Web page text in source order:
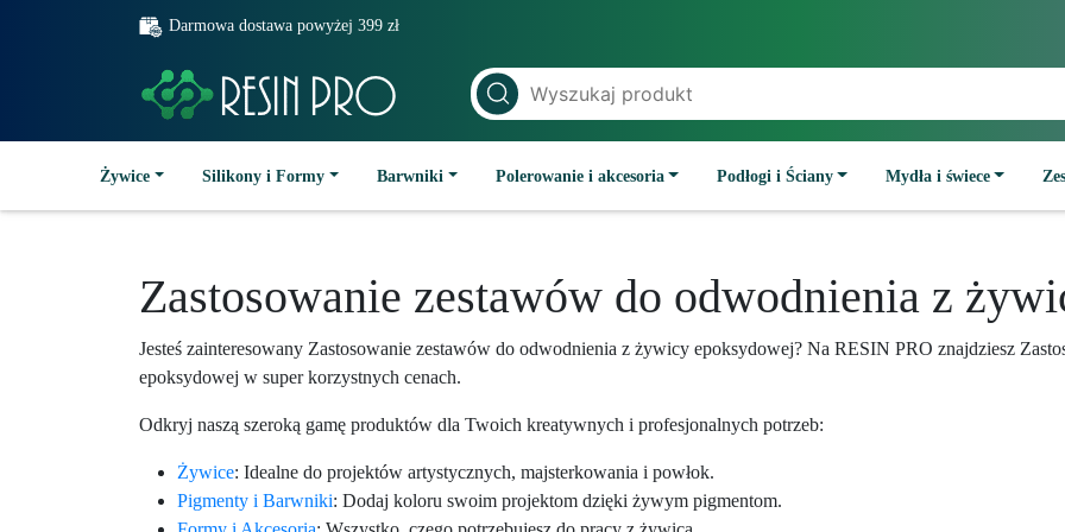
Darmowa dostawa powyżej 399 zł
Żywice Silikony i Formy Barwniki Polerowanie i akcesoria Podłogi i Ściany Mydła i świece
Zastosowanie zestawów do odwodnienia z
Jesteś zainteresowany Zastosowanie zestawów do odwodnienia z żywicy epoksydowej? Na RESIN PRO znajdziesz
epoksydowej w super korzystnych cenach.
Odkryj naszą szeroką gamę produktów dla Twoich kreatywnych i profesjonalnych potrzeb:
Żywice: Idealne do projektów artystycznych, majsterkowania i powłok.
Pigmenty i Barwniki: Dodaj koloru swoim projektom dzięki żywym pigmentom.